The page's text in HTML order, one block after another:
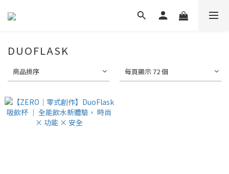
DUOFLASK
商品排序 每頁顯示 72 個